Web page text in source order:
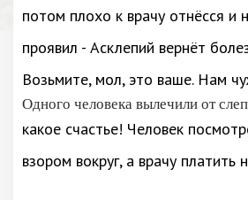
потом плохо к врачу отнёсся и
проявил - Асклепий вернёт
Возьмите, мол, это ваше. Нам
Одного человека вылечили от
какое счастье! Человек
взором вокруг, а врачу платить